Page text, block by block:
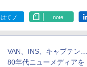
はてブ note
VAN、INS、キャプテン…
80年代ニューメディアを